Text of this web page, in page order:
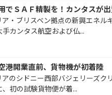
でＳＡＦ精製を！カンタスが
ア・ブリスベン拠点の新興エネル
カンタス航空および仏...
港開業直前、貨物機が初着陸
アのシドニー西部バジェリーズ
、初の試験貨物便が着...